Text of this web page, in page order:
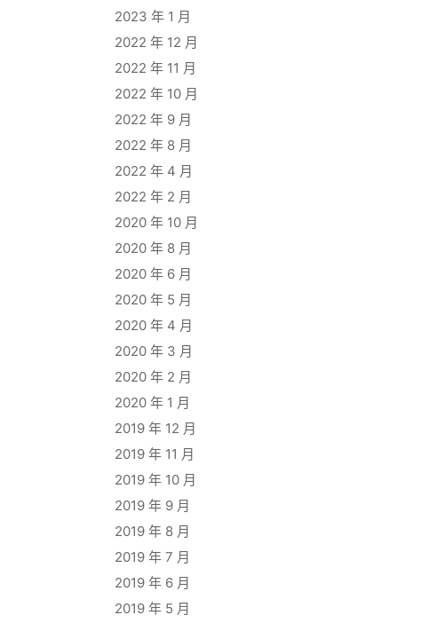
2023 年 1 月
2022 年 12 月
2022 年 11 月
2022 年 10 月
2022 年 9 月
2022 年 8 月
2022 年 4 月
2022 年 2 月
2020 年 10 月
2020 年 8 月
2020 年 6 月
2020 年 5 月
2020 年 4 月
2020 年 3 月
2020 年 2 月
2020 年 1 月
2019 年 12 月
2019 年 11 月
2019 年 10 月
2019 年 9 月
2019 年 8 月
2019 年 7 月
2019 年 6 月
2019 年 5 月